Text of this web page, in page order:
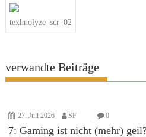
texhnolyze_scr_02
verwandte Beiträge
27. Juli 2026 SF 0
7: Gaming ist nicht (mehr)